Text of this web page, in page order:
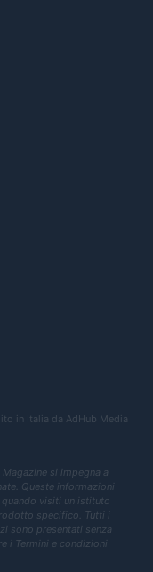
in Italia da AdHub Media
si impegna a
Queste informazioni
visiti un istituto
specifico. Tutti i
sono presentati senza
i Termini e condizioni